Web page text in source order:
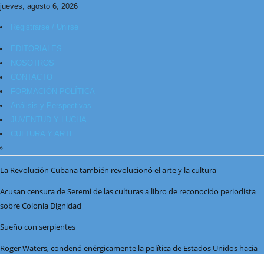
jueves, agosto 6, 2026
Registrarse / Unirse
EDITORIALES
NOSOTROS
CONTACTO
FORMACIÓN POLÍTICA
Análisis y Perspectivas
JUVENTUD Y LUCHA
CULTURA Y ARTE
La Revolución Cubana también revolucionó el arte y la cultura
Acusan censura de Seremi de las culturas a libro de reconocido periodista
sobre Colonia Dignidad
Sueño con serpientes
Roger Waters, condenó enérgicamente la política de Estados Unidos hacia